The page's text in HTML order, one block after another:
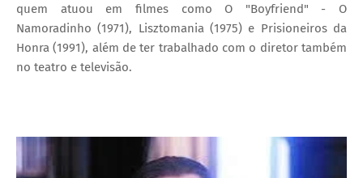
quem atuou em filmes como O "Boyfriend" - O
Namoradinho (1971), Lisztomania (1975) e Prisioneiros da
Honra (1991), além de ter trabalhado com o diretor também
no teatro e televisão.